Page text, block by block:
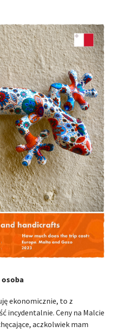
osoba
ekonomicznie, to z
incydentalnie. Ceny na Malcie
aczkolwiek mam